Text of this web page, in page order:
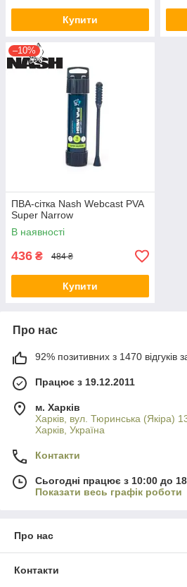
Купити
–10%
ПВА-сітка Nash Webcast PVA
Super Narrow
В наявності
436 ₴ 484 ₴
Купити
Про нас
92% позитивних з 1470 відгуків
Працює з 19.12.2011
м. Харків
Харків, вул. Тюринська (Якіра)
Харків, Україна
Контакти
Сьогодні працює з 10:00 до
Показати весь графік роботи
Про нас
Контакти